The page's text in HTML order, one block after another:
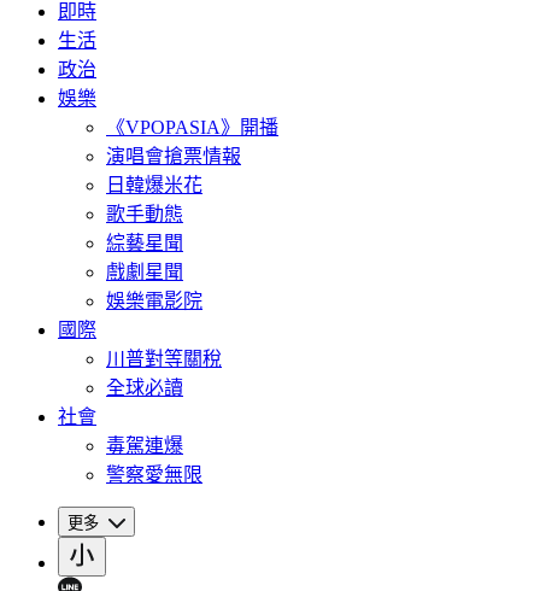
即時
生活
政治
娛樂
《VPOPASIA》開播
演唱會搶票情報
日韓爆米花
歌手動態
綜藝星聞
戲劇星聞
娛樂電影院
國際
川普對等關稅
全球必讀
社會
毒駕連爆
警察愛無限
更多